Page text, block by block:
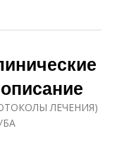
ЛЕЧЕНИЯ)